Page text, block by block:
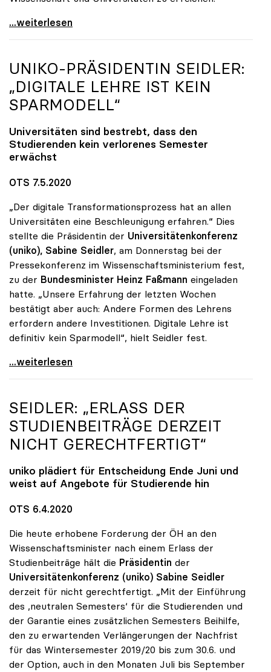
Startschuss zur Online-Kampagne von Österreichs
...weiterlesen
UNIKO-PRÄSIDENTIN SEIDLER:
„DIGITALE LEHRE IST KEIN
SPARMODELL“
Universitäten sind bestrebt, dass den
Studierenden kein verlorenes Semester
erwächst
OTS 7.5.2020
„Der digitale Transformationsprozess hat an allen
Universitäten eine Beschleunigung erfahren.“ Dies
stellte die Präsidentin der Universitätenkonferenz
(uniko), Sabine Seidler, am Donnerstag bei der
Pressekonferenz im Wissenschaftsministerium fest,
zu der Bundesminister Heinz Faßmann eingeladen
hatte. „Unsere Erfahrung der letzten Wochen
bestätigt aber auch: Andere Formen des Lehrens
erfordern andere Investitionen. Digitale Lehre ist
definitiv kein Sparmodell“, hielt Seidler fest.
uniko-Präsidentin Seidler: „Digitale Lehre ist
...weiterlesen
SEIDLER: „ERLASS DER
STUDIENBEITRÄGE DERZEIT
NICHT GERECHTFERTIGT“
uniko plädiert für Entscheidung Ende Juni und
weist auf Angebote für Studierende hin
OTS 6.4.2020
Die heute erhobene Forderung der ÖH an den
Wissenschaftsminister nach einem Erlass der
Studienbeiträge hält die Präsidentin der
Universitätenkonferenz (uniko) Sabine Seidler
derzeit für nicht gerechtfertigt. „Mit der Einführung
des ,neutralen Semesters‘ für die Studierenden und
der Garantie eines zusätzlichen Semesters Beihilfe,
den zu erwartenden Verlängerungen der Nachfrist
für das Wintersemester 2019/20 bis zum 30.6. und
der Option, auch in den Monaten Juli bis September